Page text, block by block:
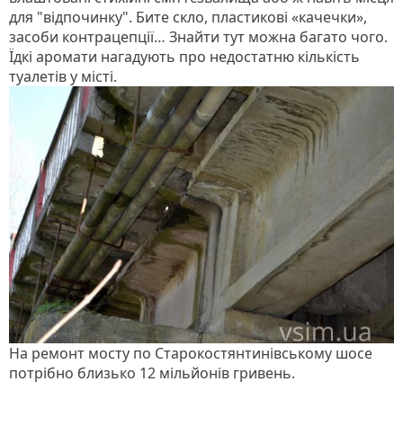
для "відпочинку". Бите скло, пластикові «качечки»,
засоби контрацепції… Знайти тут можна багато чого.
Їдкі аромати нагадують про недостатню кількість
туалетів у місті.
На ремонт мосту по Старокостянтинівському шосе
потрібно близько 12 мільйонів гривень.